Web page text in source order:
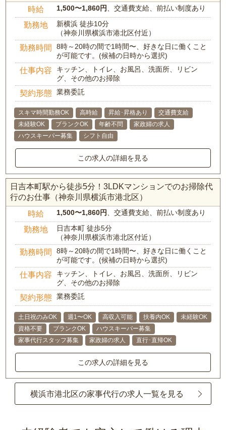
時給 1,500〜1,860円 、交通費支給、前払い制度あり
勤務地
新横浜 徒歩10分
（神奈川県横浜市港北区付近）
勤務時間
8時～20時の間で1時間〜、好きな日に働くこと
が可能です。(候補の日時から選択)
仕事内容
キッチン、トイレ、お風呂、洗面所、リビン
グ、その他のお掃除
契約形態 業務委託
スキマ時間勤務OK 高時給 昇給･昇格あり
交通費支給
未経験OK
ブランクOK 年齢不問
家政婦の求人
ハウスキーパー募集
シフト自由
この求人の詳細を見る
日吉本町駅から徒歩5分！3LDKマンションでのお掃除代
行のお仕事（神奈川県横浜市港北区）
時給 1,500〜1,860円 、交通費支給、前払い制度あり
勤務地
日吉本町 徒歩5分
（神奈川県横浜市港北区付近）
勤務時間
8時～20時の間で1時間〜、好きな日に働くこと
が可能です。(候補の日時から選択)
仕事内容
キッチン、トイレ、お風呂、洗面所、リビン
グ、その他のお掃除
契約形態 業務委託
土日祝のみOK 週1〜OK 高収入可能 扶養内OK
未経験OK
資格不要
ブランクOK
ハウスキーパー募集
家事代行スタッフ募集
家政婦の求人 直行･直帰OK
この求人の詳細を見る
横浜市港北区の家事代行の求人一覧を見る